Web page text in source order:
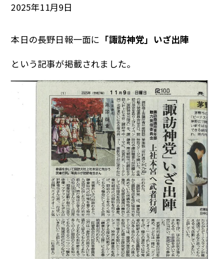
2025年11月9日
本日の長野日報一面に 「諏訪神党」いざ出陣
という記事が掲載されました。